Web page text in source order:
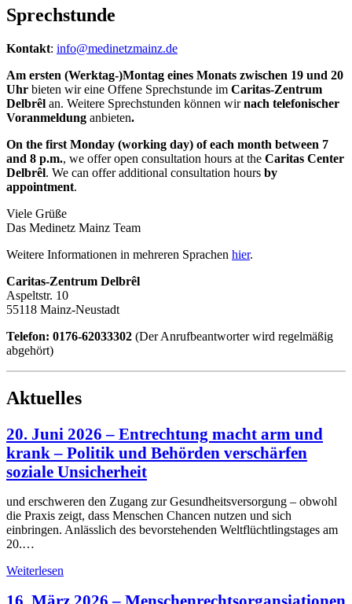
Sprechstunde
Kontakt: info@medinetzmainz.de
Am ersten (Werktag-)Montag eines Monats zwischen 19 und 20
Uhr bieten wir eine Offene Sprechstunde im Caritas-Zentrum
Delbrêl an. Weitere Sprechstunden können wirnach telefonischer
Voranmeldung anbieten.
On the first Monday (working day) of each month between 7
and 8 p.m., we offer open consultation hours at the Caritas Center
Delbrêl. We can offer additional consultation hours by
appointment.
Viele Grüße
Das Medinetz Mainz Team
Weitere Informationen in mehreren Sprachen hier.
Caritas-Zentrum Delbrêl
Aspeltstr. 10
55118 Mainz-Neustadt
Telefon: 0176-62033302 (Der Anrufbeantworter wird regelmäßig
abgehört)
Aktuelles
20. Juni 2026 – Entrechtung macht arm und
krank – Politik und Behörden verschärfen
soziale Unsicherheit
und erschweren den Zugang zur Gesundheitsversorgung – obwohl
die Praxis zeigt, dass Menschen Chancen nutzen und sich
einbringen. Anlässlich des bevorstehenden Weltflüchtlingstages am
20.…
Weiterlesen
2026